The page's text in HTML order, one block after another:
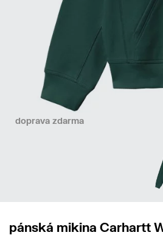
doprava zdarma
pánská mikina Carhartt